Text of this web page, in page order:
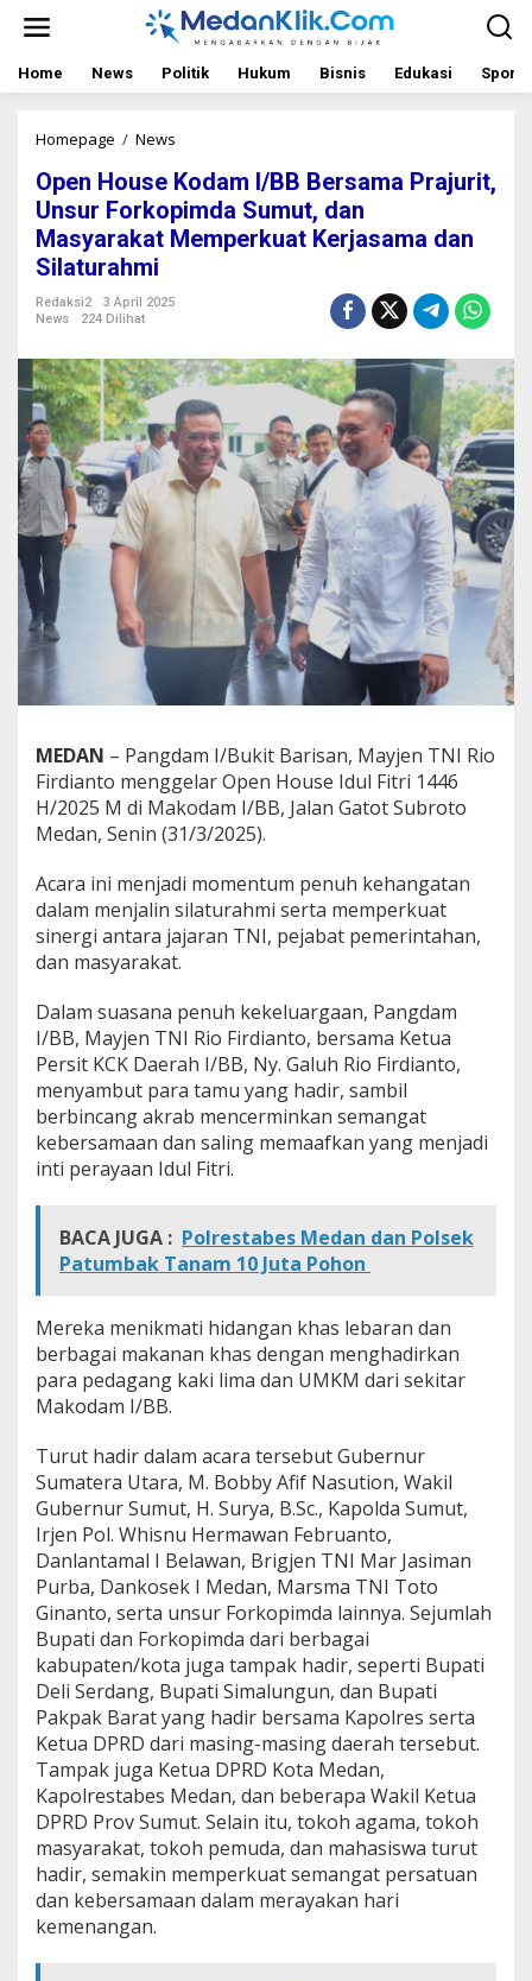
t
Home News Politik Hukum Bisnis Edukasi Sport
Homepage / News
e
n
H
o
d
a
m
I
/
B
B
m
a
u
r
i
t
,
n
s
u
r
F
r
k
o
i
m
d
a
m
u
t
a
n
M
a
r
a
k
t
M
e
m
p
e
r
k
u
a
K
e
r
j
a
s
Open House Kodam I/BB Bersama Prajurit,
Unsur Forkopimda Sumut, dan
Masyarakat Memperkuat Kerjasama dan
Silaturahmi
Redaksi2
3 April 2025
News
224 Dilihat
MEDAN – Pangdam I/Bukit Barisan, Mayjen TNI Rio
Firdianto menggelar Open House Idul Fitri 1446
H/2025 M di Makodam I/BB, Jalan Gatot Subroto
Medan, Senin (31/3/2025).
Acara ini menjadi momentum penuh kehangatan
dalam menjalin silaturahmi serta memperkuat
sinergi antara jajaran TNI, pejabat pemerintahan,
dan masyarakat.
Dalam suasana penuh kekeluargaan, Pangdam
I/BB, Mayjen TNI Rio Firdianto, bersama Ketua
Persit KCK Daerah I/BB, Ny. Galuh Rio Firdianto,
menyambut para tamu yang hadir, sambil
berbincang akrab mencerminkan semangat
kebersamaan dan saling memaafkan yang menjadi
inti perayaan Idul Fitri.
BACA JUGA : Polrestabes Medan dan Polsek
Patumbak Tanam 10 Juta Pohon
Mereka menikmati hidangan khas lebaran dan
berbagai makanan khas dengan menghadirkan
para pedagang kaki lima dan UMKM dari sekitar
Makodam I/BB.
Turut hadir dalam acara tersebut Gubernur
Sumatera Utara, M. Bobby Afif Nasution, Wakil
Gubernur Sumut, H. Surya, B.Sc., Kapolda Sumut,
Irjen Pol. Whisnu Hermawan Februanto,
Danlantamal I Belawan, Brigjen TNI Mar Jasiman
Purba, Dankosek I Medan, Marsma TNI Toto
Ginanto, serta unsur Forkopimda lainnya. Sejumlah
Bupati dan Forkopimda dari berbagai
kabupaten/kota juga tampak hadir, seperti Bupati
Deli Serdang, Bupati Simalungun, dan Bupati
Pakpak Barat yang hadir bersama Kapolres serta
Ketua DPRD dari masing-masing daerah tersebut.
Tampak juga Ketua DPRD Kota Medan,
Kapolrestabes Medan, dan beberapa Wakil Ketua
DPRD Prov Sumut. Selain itu, tokoh agama, tokoh
masyarakat, tokoh pemuda, dan mahasiswa turut
hadir, semakin memperkuat semangat persatuan
dan kebersamaan dalam merayakan hari
kemenangan.